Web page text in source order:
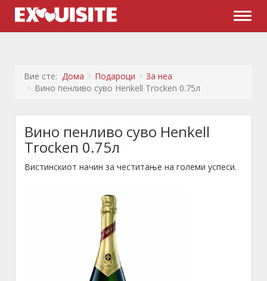
Вие сте: Дома Подароци
За неа
Вино пенливо суво Henkell Trocken 0.75л
Вино пенливо суво Henkell
Trocken 0.75л
Вистинскиот начин за честитање на големи успеси.